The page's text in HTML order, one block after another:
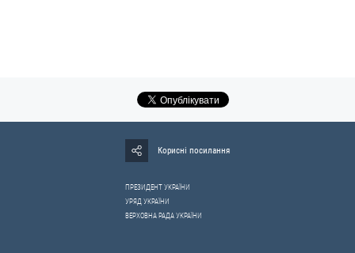
Корисні посилання
ПРЕЗИДЕНТ УКРАЇНИ
УРЯД УКРАЇНИ
ВЕРХОВНА РАДА УКРАЇНИ